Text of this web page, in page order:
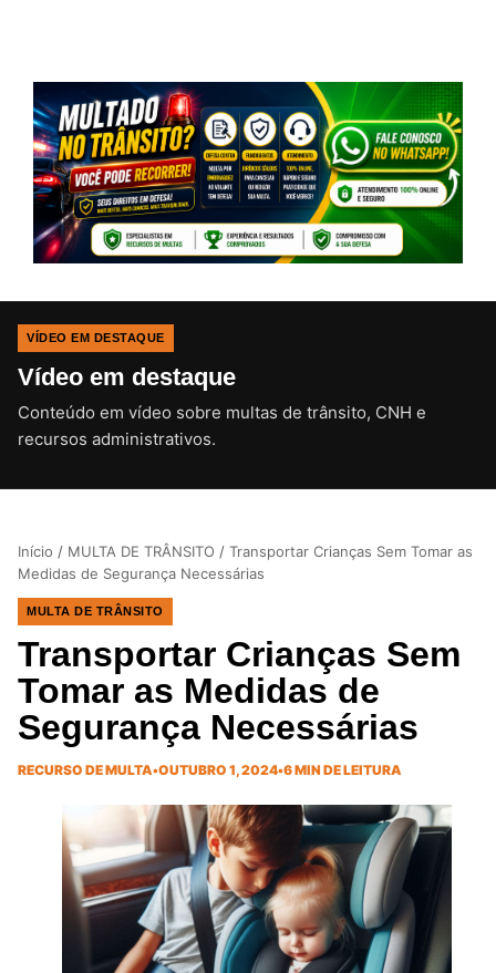
VÍDEO EM DESTAQUE
Vídeo em destaque
Conteúdo em vídeo sobre multas de trânsito, CNH e
recursos administrativos.CLIQUE PARA ATIVAR O SOM
Início / MULTA DE TRÂNSITO / Transportar Crianças Sem Tomar as
Medidas de Segurança Necessárias
MULTA DE TRÂNSITO
Transportar Crianças Sem
Tomar as Medidas de
Segurança Necessárias
RECURSO DE MULTA•OUTUBRO 1, 2024•6 MIN DE LEITURA